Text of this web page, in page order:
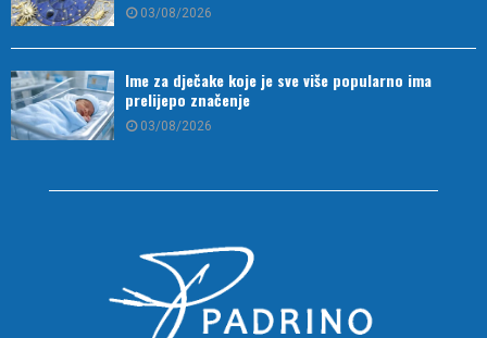
03/08/2026
Ime za dječake koje je sve više popularno ima
prelijepo značenje
03/08/2026